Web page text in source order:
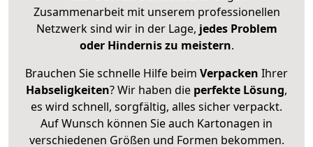
Zusammenarbeit mit unserem professionellen
Netzwerk sind wir in der Lage, jedes Problem
oder Hindernis zu meistern.
Brauchen Sie schnelle Hilfe beim Verpacken Ihrer
Habseligkeiten? Wir haben die perfekte Lösung,
es wird schnell, sorgfältig, alles sicher verpackt.
Auf Wunsch können Sie auch Kartonagen in
verschiedenen Größen und Formen bekommen.